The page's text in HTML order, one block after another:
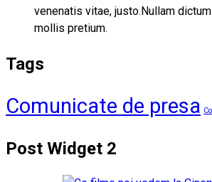
venenatis vitae, justo.Nullam
mollis pretium.
Tags
Comunicate de presa
Post Widget 2